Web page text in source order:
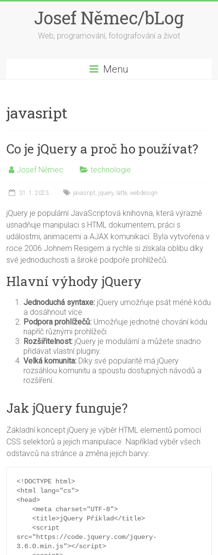
Josef Němec/bLog
Web, programování, fotografování a život
Menu
javasript
Co je jQuery a proč ho používat?
Josef Němec technologie
31. 1. 2023 javasript, jquery, latte,webdesign
jQuery je populární JavaScriptová knihovna, která výrazně
usnadňuje manipulaci s HTML dokumentem, práci s
událostmi, animacemi a AJAX komunikací. Byla vytvořena v
roce 2006 Johnem Resigem a rychle si získala oblibu díky
své jednoduchosti a široké podpoře prohlížečů.
Hlavní výhody jQuery
Jednoduchá syntaxe: jQuery umožňuje psát méně kódu
a dosáhnout více.
Podpora prohlížečů: Umožňuje jednotné chování kódu
napříč různými prohlížeči.
Rozšiřitelnost: jQuery je modulární a můžete snadno
přidávat vlastní pluginy.
Velká komunita: Díky své popularitě má jQuery
rozsáhlou komunitu a spoustu dostupných návodů a
rozšíření.
Jak jQuery funguje?
Základní koncept jQuery je výběr HTML elementů pomocí
CSS selektorů a jejich manipulace. Například výběr všech
odstavců na stránce a změna jejich barvy:
<!DOCTYPE html>
<html lang="cs">
<head>
    <meta charset="UTF-8">
    <title>jQuery Příklad</title>
    <script
src="https://code.jquery.com/jquery-
3.6.0.min.js"></script>